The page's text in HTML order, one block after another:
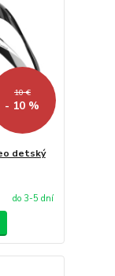
10 €
- 10 %
detský
do 3-5 dní